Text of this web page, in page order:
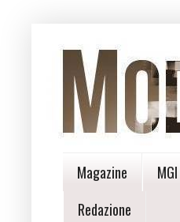
Magazine
Redazione